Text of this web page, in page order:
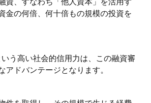
金の何倍、何十倍もの規模の投資を
う高い社会的信用力は、この融資審
アドバンテージとなります。